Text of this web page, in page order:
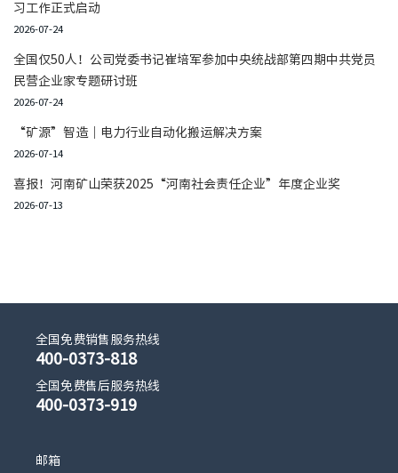
习工作正式启动
2026-07-24
全国仅50人！公司党委书记崔培军参加中央统战部第四期中共党员
民营企业家专题研讨班
2026-07-24
“矿源”智造｜电力行业自动化搬运解决方案
2026-07-14
喜报！河南矿山荣获2025“河南社会责任企业”年度企业奖
2026-07-13
全国免费销售服务热线
400-0373-818
全国免费售后服务热线
400-0373-919
邮箱